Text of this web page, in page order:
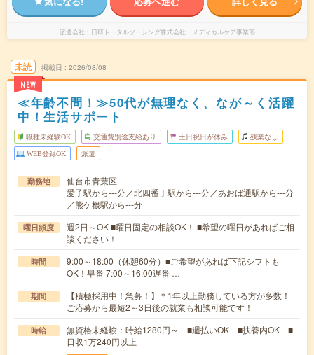
派遣会社 日研トータルソーシング株式会社 メディカルケア事業部
未読
NEW
掲載日 2026/08/08
≪年齢不問！≫50代が無理なく、なが～く活躍
中！生活サポート
職種未経験OK 交通費別途支給あり 土日祝日が休み 残業なし
WEB登録OK 派遣
勤務地
仙台市青葉区
愛子駅から---分／北四番丁駅から---分／あおば通駅から---分
／熊ケ根駅から---分
曜日頻度
週2日～OK ■曜日固定の相談OK！ ■希望の曜日があればご相
談ください！
時間
9:00～18:00（休憩60分）■ご希望があれば下記シフトも
OK！早番 7:00～16:00遅番 …
期間
【積極採用中！急募！】＊1年以上勤務している方が多数！
ご応募から最短2～3日後の就業も相談可能です！
時給
無資格未経験：時給1280円～ ■週払いOK ■扶養内OK ■
日収1万240円以上